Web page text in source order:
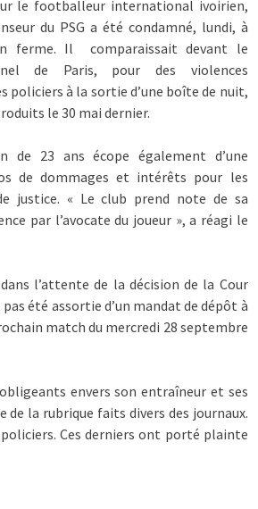
le footballeur international ivoirien,
du PSG a été condamné, lundi, à
ferme. Il comparaissait devant le
de Paris, pour des violences
policiers à la sortie d’une boîte de nuit,
le 30 mai dernier.
de 23 ans écope également d’une
de dommages et intérêts pour les
justice. « Le club prend note de sa
par l’avocate du joueur », a réagi le
l’attente de la décision de la Cour
été assortie d’un mandat de dépôt à
match du mercredi 28 septembre
envers son entraîneur et ses
de la rubrique faits divers des journaux.
Ces derniers ont porté plainte